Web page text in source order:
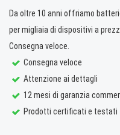
Da oltre 10 anni offriamo
per migliaia di dispositivi a
Consegna veloce.
Consegna veloce
Attenzione ai dettagli
12 mesi di garanzia
Prodotti certificati e testati